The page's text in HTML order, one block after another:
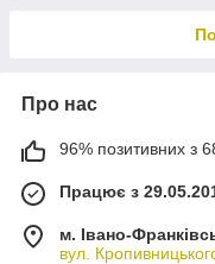
Про нас
96% позитивних з
Працює з
м. Івано-
вул.